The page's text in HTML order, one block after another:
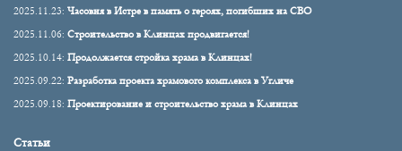
2025.11.23: Часовня в Истре в память о героях, погибших на СВО
2025.11.06: Строительство в Клинцах продвигается!
2025.10.14: Продолжается стройка храма в Клинцах!
2025.09.22: Разработка проекта храмового комплекса в Угличе
2025.09.18: Проектирование и строительство храма в Клинцах
Статьи